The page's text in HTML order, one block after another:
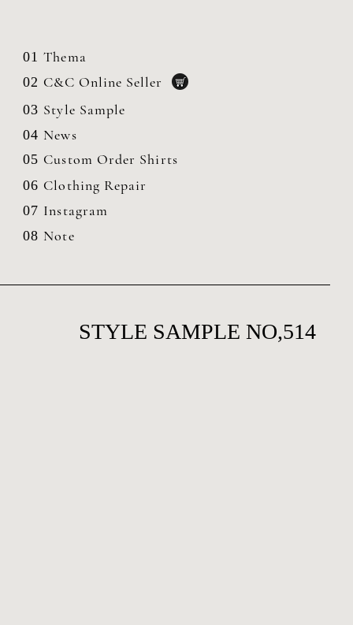
01 Thema
02 C&C Online Seller
03 Style Sample
04 News
05 Custom Order Shirts
06 Clothing Repair
07 Instagram
08 Note
STYLE SAMPLE NO,514